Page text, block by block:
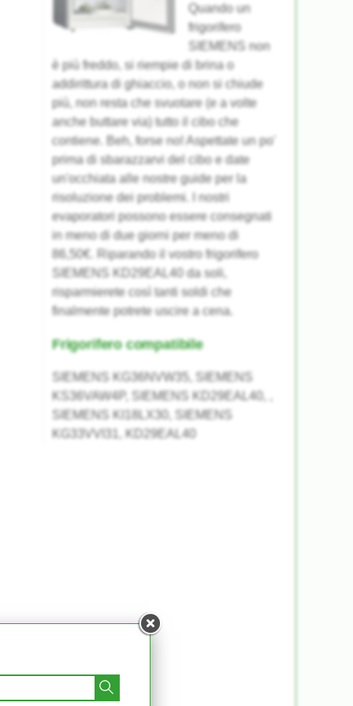
Quando un
frigorifero
SIEMENS non
è più freddo, si riempie di brina o
addirittura di ghiaccio, o non si chiude
più, non resta che svuotare (e a volte
anche buttare via) tutto il cibo che
contiene. Beh, forse no! Aspettate un po'
prima di sbarazzarvi del cibo e date
un'occhiata alle nostre guide per la
risoluzione dei problemi. I nostri
evaporatori possono essere consegnati
in meno di due giorni per meno di
86,50€. Riparando il vostro frigorifero
SIEMENS KD29EAL40 da soli,
risparmierete così tanti soldi che
finalmente potrete uscire a cena.
Frigorifero compatibile
SIEMENS KG36NVW35, SIEMENS
KS36VAW4P, SIEMENS KD29EAL40, ,
SIEMENS KI18LX30, SIEMENS
KG33VVI31, KD29EAL40